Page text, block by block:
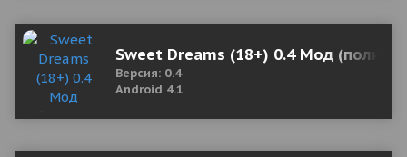
Sweet Dreams (18+) 0.4 Мод (полная
Версия: 0.4
Android 4.1